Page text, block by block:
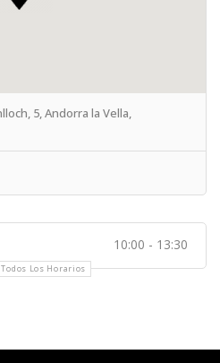
5, Andorra la Vella,
10:00 - 13:30
Los Horarios